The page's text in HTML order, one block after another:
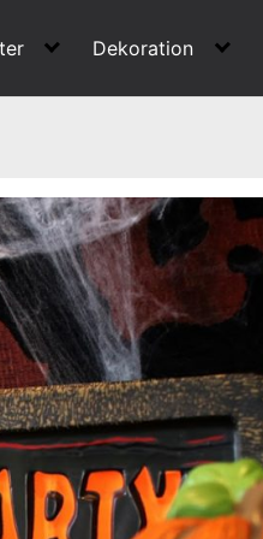
Dekoration